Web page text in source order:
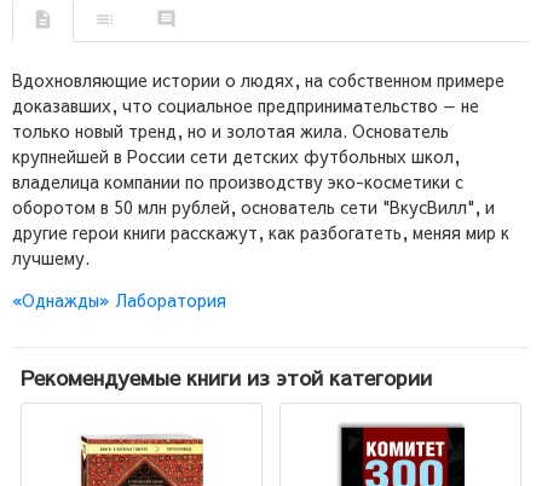
Вдохновляющие истории о людях, на собственном примере
доказавших, что социальное предпринимательство — не
только новый тренд, но и золотая жила. Основатель
крупнейшей в России сети детских футбольных школ,
владелица компании по производству эко-косметики с
оборотом в 50 млн рублей, основатель сети "ВкусВилл", и
другие герои книги расскажут, как разбогатеть, меняя мир к
лучшему.
«Однажды» Лаборатория
Рекомендуемые книги из этой категории